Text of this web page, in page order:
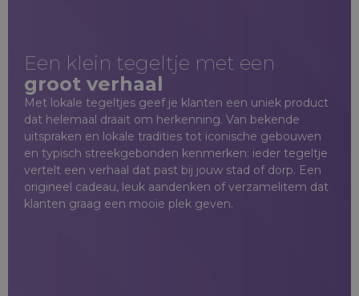
Een klein tegeltje met een
groot verhaal
Met lokale tegeltjes geef je klanten een uniek product
dat helemaal draait om herkenning. Van bekende
uitspraken en lokale tradities tot iconische gebouwen
en typisch streekgebonden kenmerken: ieder tegeltje
vertelt een verhaal dat past bij jouw stad of dorp. Een
origineel cadeau, leuk aandenken of verzamelitem dat
klanten graag een mooie plek geven.